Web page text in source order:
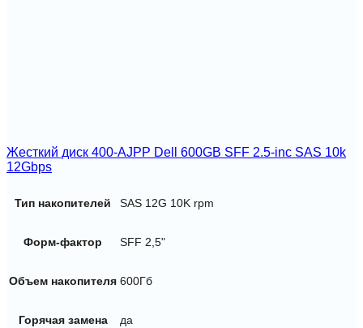
Жесткий диск 400-AJPP Dell 600GB SFF 2.5-inc SAS 10k
12Gbps
Тип накопителей SAS 12G 10K rpm
Форм-фактор SFF 2,5"
Объем накопителя 600Гб
Горячая замена да